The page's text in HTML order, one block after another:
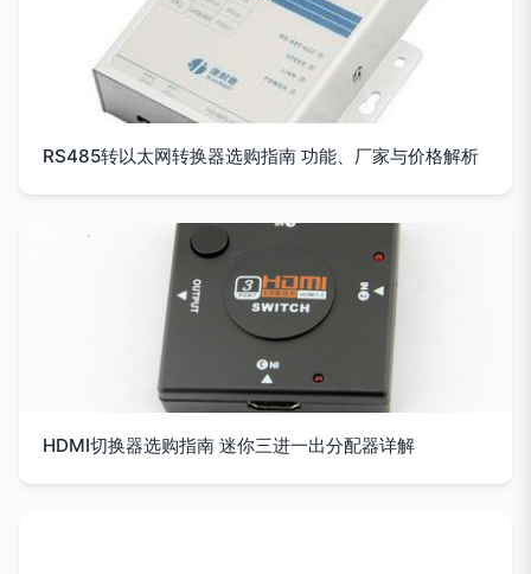
RS485转以太网转换器选购指南 功能、厂家与价格解析
HDMI切换器选购指南 迷你三进一出分配器详解